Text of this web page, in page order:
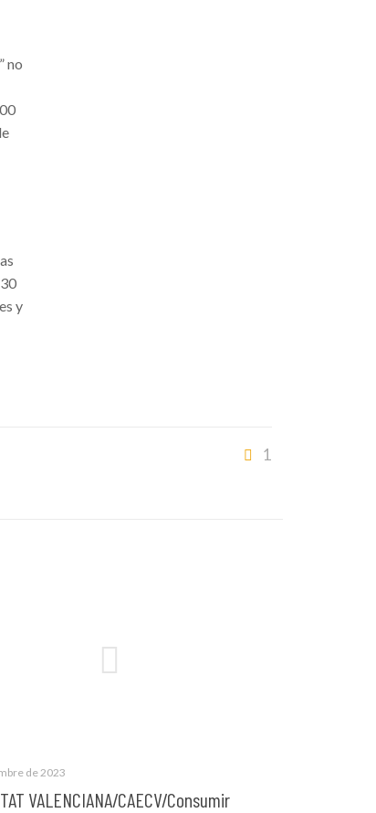
no
y
1
de 2023
VALENCIANA/CAECV/Consumir